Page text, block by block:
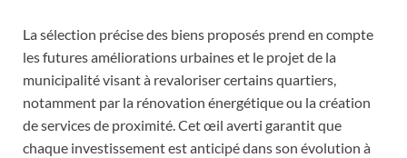
La sélection précise des biens proposés prend en compte
les futures améliorations urbaines et le projet de la
municipalité visant à revaloriser certains quartiers,
notamment par la rénovation énergétique ou la création
de services de proximité. Cet œil averti garantit que
chaque investissement est anticipé dans son évolution à